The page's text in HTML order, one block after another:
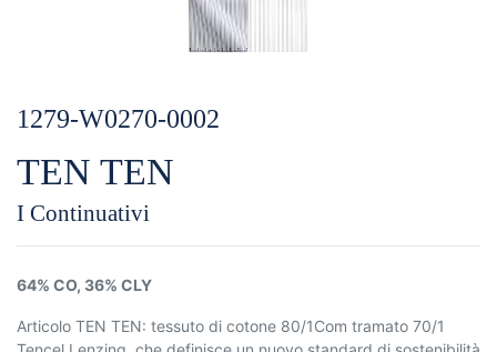
1279-W0270-0002
TEN TEN
I Continuativi
64% CO, 36% CLY
Articolo TEN TEN: tessuto di cotone 80/1Com tramato 70/1